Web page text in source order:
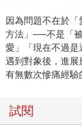
因為問題不在於
方法」──不是「
愛」「現在不過是
遇到對象後，進展
有無數次慘痛經驗
試閱